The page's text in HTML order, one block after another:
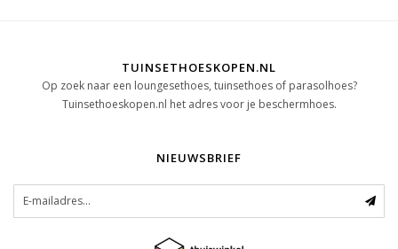
TUINSETHOESKOPEN.NL
Op zoek naar een loungesethoes, tuinsethoes of parasolhoes?
Tuinsethoeskopen.nl het adres voor je beschermhoes.
NIEUWSBRIEF